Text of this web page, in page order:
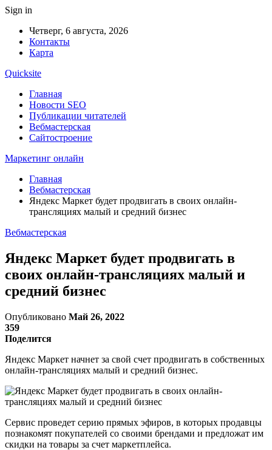
Sign in
Четверг, 6 августа, 2026
Контакты
Карта
Quicksite
Главная
Новости SEO
Публикации читателей
Вебмастерская
Сайтостроение
Маркетинг онлайн
Главная
Вебмастерская
Яндекс Маркет будет продвигать в своих онлайн-
трансляциях малый и средний бизнес
Вебмастерская
Яндекс Маркет будет продвигать в
своих онлайн-трансляциях малый и
средний бизнес
Опубликовано Май 26, 2022
359
Поделится
Яндекс Маркет начнет за свой счет продвигать в собственных
онлайн-трансляциях малый и средний бизнес.
Сервис проведет серию прямых эфиров, в которых продавцы
познакомят покупателей со своими брендами и предложат им
скидки на товары за счет маркетплейса.